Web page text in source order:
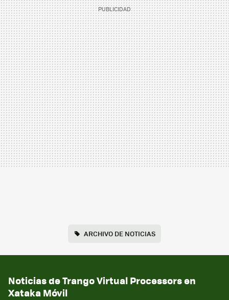
ARCHIVO DE NOTICIAS
Noticias de Trango Virtual Processors en
Xataka Móvil